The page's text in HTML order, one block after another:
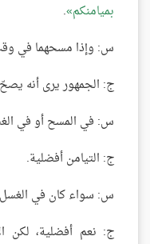
بميامنكم .
س: وإذا مسحهما في
ج: الجمهور يرى أنه
س: في المسح أو في
ج: التيامن أفضلية.
س: سواء كان في
ج: نعم أفضلية، لكن